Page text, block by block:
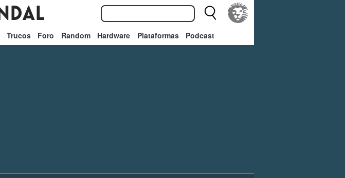
Trucos Foro Random Hardware Plataformas Podcast